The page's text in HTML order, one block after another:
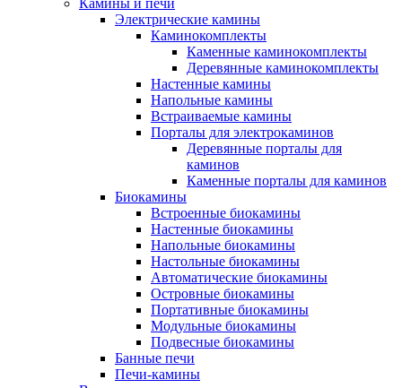
Электрические камины
Каминокомплекты
Каменные каминокомплекты
Деревянные каминокомплекты
Настенные камины
Напольные камины
Встраиваемые камины
Порталы для электрокаминов
Деревянные порталы для
каминов
Каменные порталы для каминов
Биокамины
Встроенные биокамины
Настенные биокамины
Напольные биокамины
Настольные биокамины
Автоматические биокамины
Островные биокамины
Портативные биокамины
Модульные биокамины
Подвесные биокамины
Банные печи
Печи-камины